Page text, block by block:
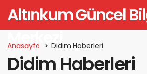
Altınkum Güncel
Merkezi
Anasayfa Didim Haberleri
Didim Haberleri